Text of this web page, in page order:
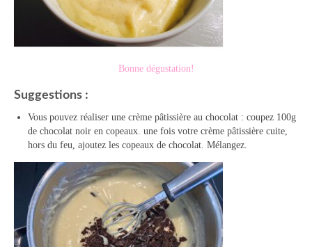
Bonne dégustation!
Suggestions :
Vous pouvez réaliser une crème pâtissière au chocolat : coupez 100g
de chocolat noir en copeaux. une fois votre crème pâtissière cuite,
hors du feu, ajoutez les copeaux de chocolat. Mélangez.